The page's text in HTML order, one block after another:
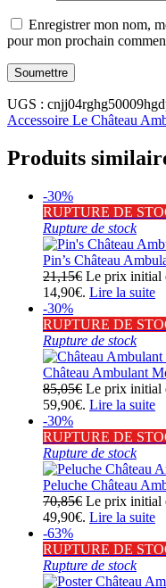
Enregistrer mon nom,
pour mon prochain
UGS :
Accessoire Le Château
Produits
-30%
RUPTURE DE
Rupture de stock
Pin’s Château
21,15€ Le prix initial
14,90€. Lire la suite
-30%
RUPTURE DE
Rupture de stock
Château Ambulant
85,05€ Le prix initial
59,90€. Lire la suite
-30%
RUPTURE DE
Rupture de stock
Peluche Château
70,85€ Le prix initial
49,90€. Lire la suite
-63%
RUPTURE DE
Rupture de stock